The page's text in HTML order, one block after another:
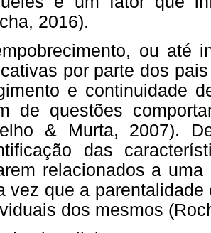
2016).
ou até
por parte dos
e continuidade
de questões
& Murta, 2007).
das
relacionados a
vez que a
dos mesmos